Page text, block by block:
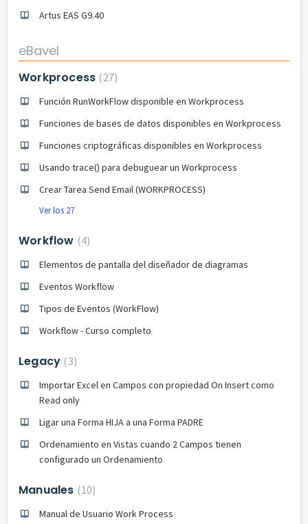
Artus EAS G9.40
eBavel
Workprocess 27
Función RunWorkFlow disponible en Workprocess
Funciones de bases de datos disponibles en Workprocess
Funciones criptográficas disponibles en Workprocess
Usando trace() para debuguear un Workprocess
Crear Tarea Send Email (WORKPROCESS)
Ver los 27
Workflow 4
Elementos de pantalla del diseñador de diagramas
Eventos Workflow
Tipos de Eventos (WorkFlow)
Workflow - Curso completo
Legacy 3
Importar Excel en Campos con propiedad On Insert como
Read only
Ligar una Forma HIJA a una Forma PADRE
Ordenamiento en Vistas cuando 2 Campos tienen
configurado un Ordenamiento
Manuales 10
Manual de Usuario Work Process